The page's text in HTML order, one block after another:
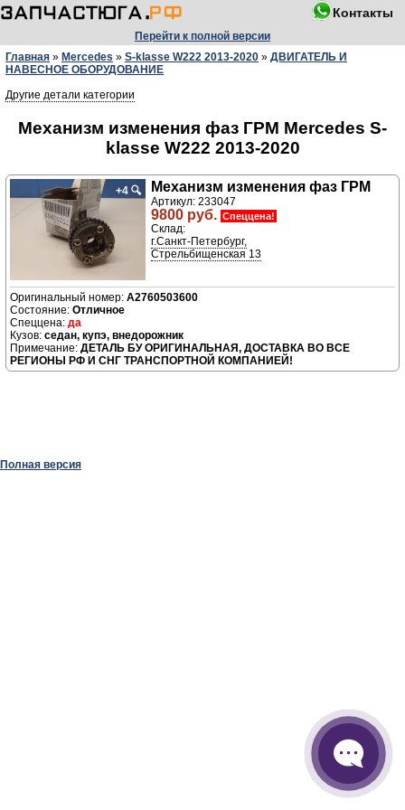
Контакты
Перейти к полной версии
Главная » Mercedes » S-klasse W222 2013-2020 » ДВИГАТЕЛЬ И
НАВЕСНОЕ ОБОРУДОВАНИЕ
Другие детали категории
Механизм изменения фаз ГРМ Mercedes S-
klasse W222 2013-2020
+4 🔍 Механизм изменения фаз ГРМ
Артикул: 233047
9800 руб. Спеццена!
Склад:
г.Санкт-Петербург,
Стрельбищенская 13
A2760503600
Отличное
да
седан, купэ, внедорожник
ДЕТАЛЬ БУ ОРИГИНАЛЬНАЯ, ДОСТАВКА ВО ВСЕ
РЕГИОНЫ РФ И СНГ ТРАНСПОРТНОЙ КОМПАНИЕЙ!
Полная версия